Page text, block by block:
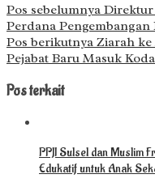
Pos sebelumnya Direktur
Perdana
Pos berikutnya Ziarah
Pejabat Baru Masuk
Pos terkait
PPJI Sulsel dan Muslim
Edukatif untuk Anak